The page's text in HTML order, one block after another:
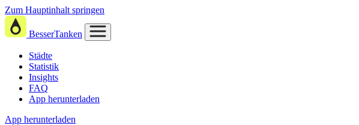
Zum Hauptinhalt springen
BesserTanken
Städte
Statistik
Insights
FAQ
App herunterladen
App herunterladen